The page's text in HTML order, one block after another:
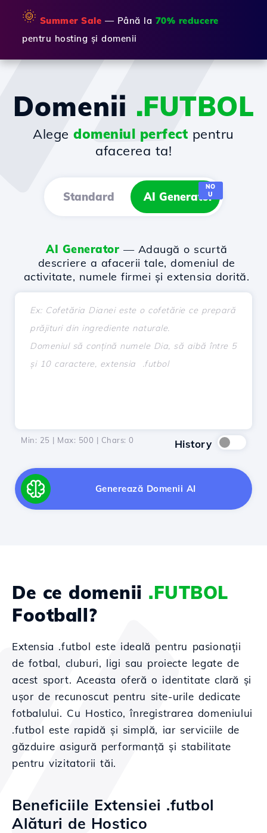
🌞 Summer Sale — Până la 70% reducere
pentru hosting și domenii
Domenii .FUTBOL
Alegedomeniul perfect pentru
afacerea ta!
Standard AI Generator
NO
U
AI Generator — Adaugă o scurtă
descriere a afacerii tale, domeniul de
activitate, numele firmei și extensia dorită.
Min: 25 | Max: 500 | Chars: 0 History
Generează Domenii AI
De ce domenii .FUTBOL
Football?
Extensia .futbol este ideală pentru pasionații
de fotbal, cluburi, ligi sau proiecte legate de
acest sport. Aceasta oferă o identitate clară și
ușor de recunoscut pentru site-urile dedicate
fotbalului. Cu Hostico, înregistrarea domeniului
.futbol este rapidă și simplă, iar serviciile de
găzduire asigură performanță și stabilitate
pentru vizitatorii tăi.
Beneficiile Extensiei .futbol
Alături de Hostico